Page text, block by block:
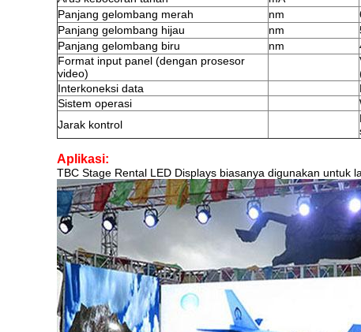
Panjang gelombang merah
nm
Panjang gelombang hijau
nm
Panjang gelombang biru
nm
Format input panel (dengan prosesor
video)
Interkoneksi data
Sistem operasi
Jarak kontrol
Aplikasi:
TBC Stage Rental LED Displays biasanya digunakan untuk